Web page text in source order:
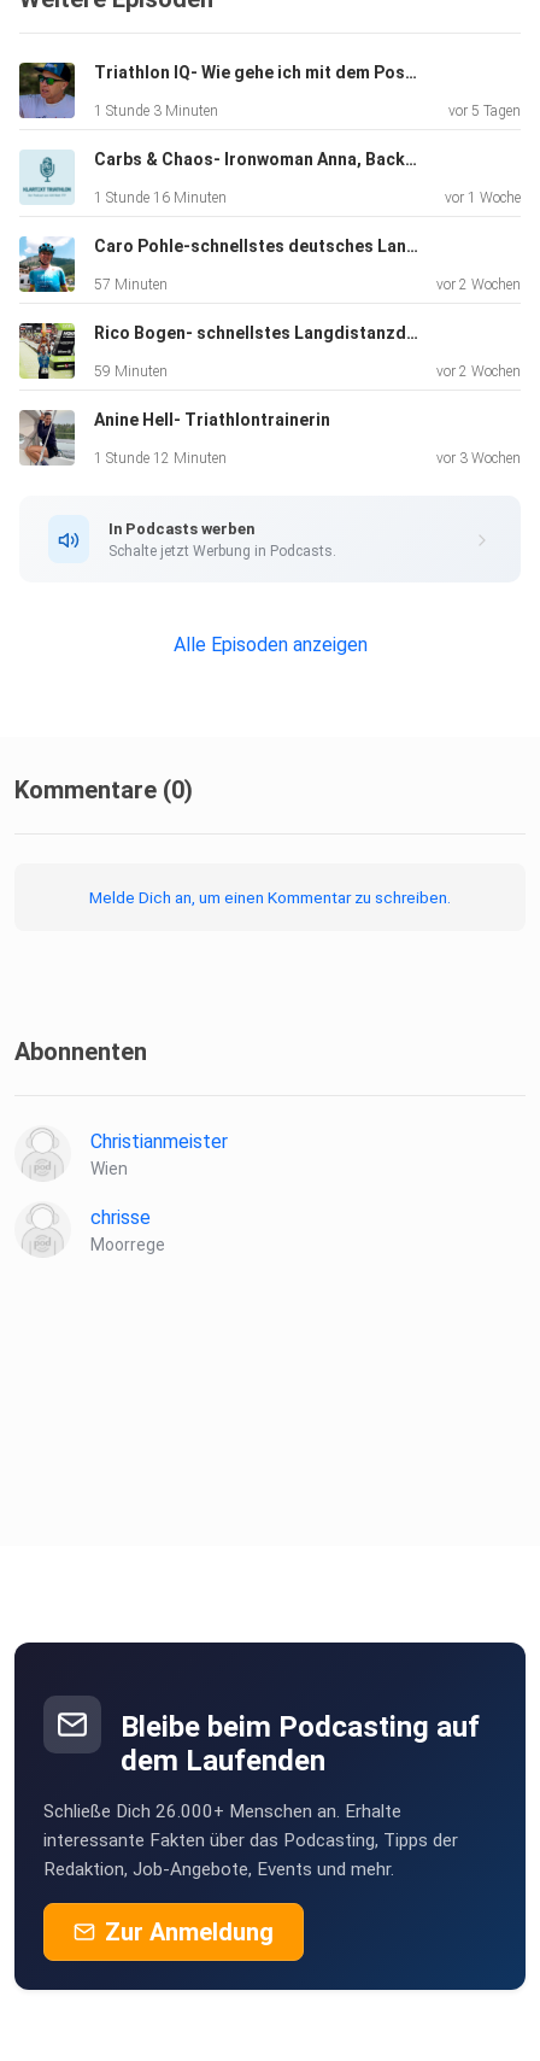
Berlin Triathlon
Schneider und Piecha
Klartext Running Community
Strava Club
Prime Wear
Prime Wear - 100% Custom Performance Clothing
(Bezahlte Werbepartnerschaften)
Triathlon IQ- Wie gehe ich mit dem Post-Race-Blues um?
1 Stunde 3 Minuten vor 5 Tagen
Carbs & Chaos- Ironwoman Anna, Backyardman Klartext und Bundespolizist Noah
1 Stunde 16 Minuten vor 1 Woche
Caro Pohle-schnellstes deutsches Langdistanzdebüt aller Zeiten
57 Minuten vor 2 Wochen
Rico Bogen- schnellstes Langdistanzdebüt aller Zeiten
59 Minuten vor 2 Wochen
Anine Hell- Triathlontrainerin
1 Stunde 12 Minuten vor 3 Wochen
In Podcasts werben
Schalte jetzt Werbung in Podcasts.
Alle Episoden anzeigen
Kommentare (0)
Melde Dich an, um einen Kommentar zu schreiben.
Abonnenten
Christianmeister
Wien
chrisse
Moorrege
Bleibe beim Podcasting auf
dem Laufenden
Schließe Dich 26.000+ Menschen an. Erhalte
interessante Fakten über das Podcasting, Tipps der
Redaktion, Job-Angebote, Events und mehr.
Zur Anmeldung